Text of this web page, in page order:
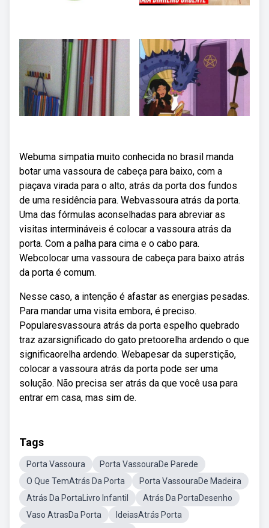
Webuma simpatia muito conhecida no brasil manda
botar uma vassoura de cabeça para baixo, com a
piaçava virada para o alto, atrás da porta dos fundos
de uma residência para. Webvassoura atrás da porta.
Uma das fórmulas aconselhadas para abreviar as
visitas intermináveis é colocar a vassoura atrás da
porta. Com a palha para cima e o cabo para.
Webcolocar uma vassoura de cabeça para baixo atrás
da porta é comum.
Nesse caso, a intenção é afastar as energias pesadas.
Para mandar uma visita embora, é preciso.
Popularesvassoura atrás da porta espelho quebrado
traz azarsignificado do gato pretoorelha ardendo o que
significaorelha ardendo. Webapesar da superstição,
colocar a vassoura atrás da porta pode ser uma
solução. Não precisa ser atrás da que você usa para
entrar em casa, mas sim de.
Tags
Porta Vassoura
Porta VassouraDe Parede
O Que TemAtrás Da Porta
Porta VassouraDe Madeira
Atrás Da PortaLivro Infantil
Atrás Da PortaDesenho
Vaso AtrasDa Porta
IdeiasAtrás Porta